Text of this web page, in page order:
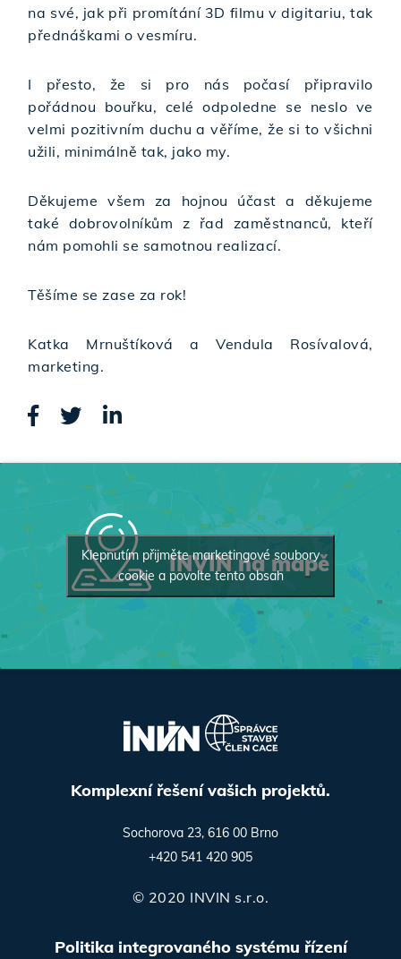
na své, jak při promítání 3D filmu v digitariu, tak
přednáškami o vesmíru.
I přesto, že si pro nás počasí připravilo
pořádnou bouřku, celé odpoledne se neslo ve
velmi pozitivním duchu a věříme, že si to všichni
užili, minimálně tak, jako my.
Děkujeme všem za hojnou účast a děkujeme
také dobrovolníkům z řad zaměstnanců, kteří
nám pomohli se samotnou realizací.
Těšíme se zase za rok!
Katka Mrnuštíková a Vendula Rosívalová,
marketing.
INVIN na mapě
Klepnutím přijměte marketingové soubory
cookie a povolte tento obsah
Komplexní řešení vašich projektů.
Sochorova 23, 616 00 Brno
+420 541 420 905
© 2020 INVIN s.r.o.
Politika integrovaného systému řízení